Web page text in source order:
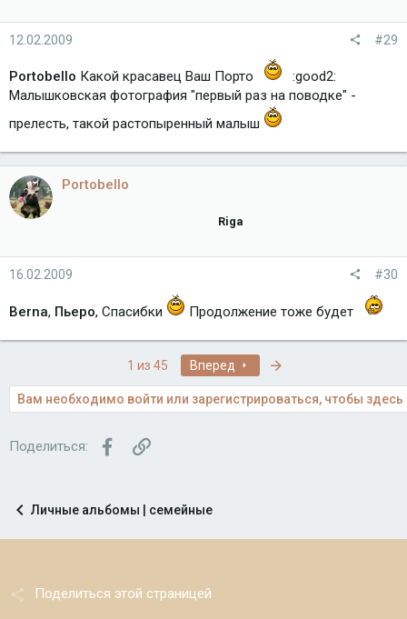
12.02.2009 #29
Portobello Какой красавец Ваш Порто
:good2:
Малышковская фотография "первый раз на поводке" -
прелесть, такой растопыренный малыш
Portobello
Riga
16.02.2009 #30
Berna, Пьеро, Спасибки Продолжение тоже будет
1 из 45 Вперед
Вам необходимо войти или зарегистрироваться, чтобы здесь
Поделиться: FacebookСсылка
Личные альбомы | семейные
Поделиться этой страницей